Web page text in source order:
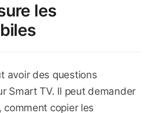
les
avoir des questions
Smart TV. Il peut demander
comment copier les